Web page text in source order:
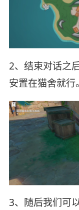
2、结束对话之
安置在猫舍就行。
3、随后我们可